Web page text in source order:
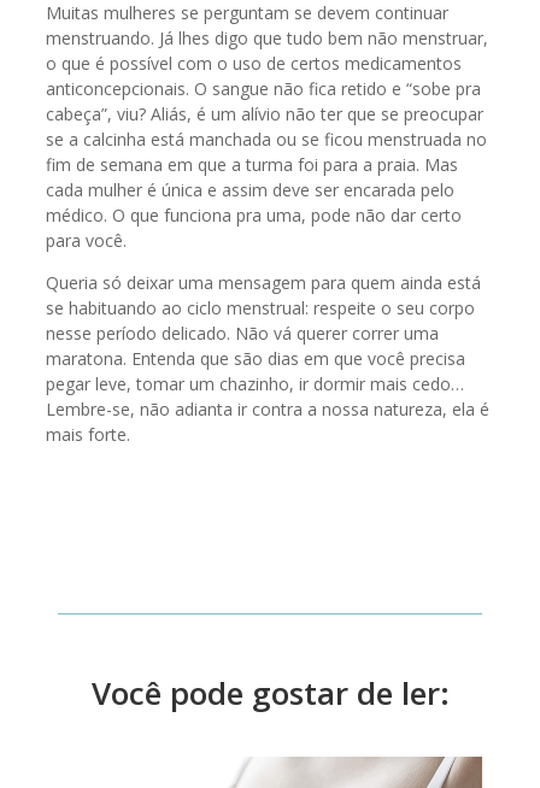
Muitas mulheres se perguntam se devem continuar
menstruando. Já lhes digo que tudo bem não menstruar,
o que é possível com o uso de certos medicamentos
anticoncepcionais. O sangue não fica retido e “sobe pra
cabeça”, viu? Aliás, é um alívio não ter que se preocupar
se a calcinha está manchada ou se ficou menstruada no
fim de semana em que a turma foi para a praia. Mas
cada mulher é única e assim deve ser encarada pelo
médico. O que funciona pra uma, pode não dar certo
para você.
Queria só deixar uma mensagem para quem ainda está
se habituando ao ciclo menstrual: respeite o seu corpo
nesse período delicado. Não vá querer correr uma
maratona. Entenda que são dias em que você precisa
pegar leve, tomar um chazinho, ir dormir mais cedo…
Lembre-se, não adianta ir contra a nossa natureza, ela é
mais forte.
Você pode gostar de ler: